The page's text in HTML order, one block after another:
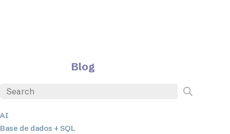
Blog
AI
Base de dados + SQL